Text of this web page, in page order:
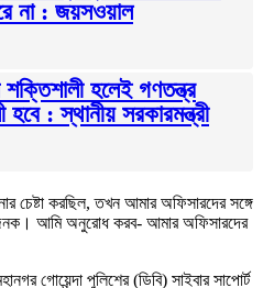
না : জয়সওয়াল
হলেই গণতন্ত্র
হবে : স্থানীয় সরকারমন্ত্রী
চেষ্টা করছিল, তখন আমার অফিসারদের সঙ্গে
আমি অনুরোধ করব- আমার অফিসারদের
গোয়েন্দা পুলিশের (ডিবি) সাইবার সাপোর্ট